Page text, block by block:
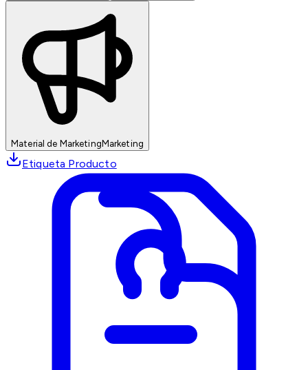
Material de MarketingMarketing
Etiqueta Producto